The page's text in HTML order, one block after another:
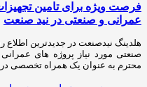
فرصت ویژه برای تامین
عمرانی و صنعتی در نید صنعت
هلدینگ نیدصنعت در جدیدترین
صنعتی مورد نیاز پروژه های
محترم به عنوان یک همراه تخصصی در